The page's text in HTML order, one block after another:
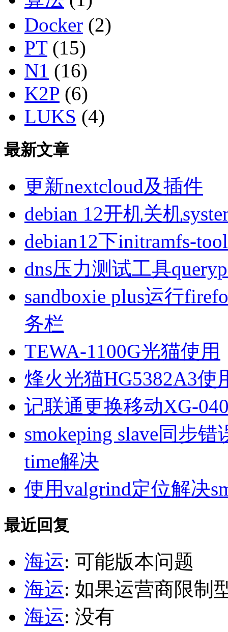
Docker (2)
PT(15)
N1 (16)
K2P (6)
LUKS (4)
最新文章
更新nextcloud及插件
debian 12开机关机
debian12下initramfs-
dns压力测试工具
sandboxie plus运行
务栏
TEWA-1100G光猫使用
烽火光猫HG5382A3使
记联通更换移动XG-
smokeping slave同步错
time解决
使用valgrind定位解决
最近回复
海运: 可能版本问题
海运: 如果运营商限制
海运: 没有